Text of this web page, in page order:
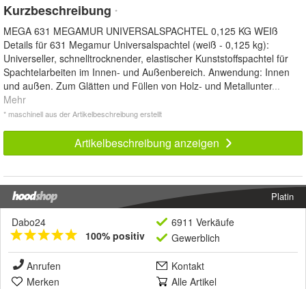
Kurzbeschreibung *
MEGA 631 MEGAMUR UNIVERSALSPACHTEL 0,125 KG WEIß
Details für 631 Megamur Universalspachtel (weiß - 0,125 kg):
Universeller, schnelltrocknender, elastischer Kunststoffspachtel für
Spachtelarbeiten im Innen- und Außenbereich. Anwendung: Innen
und außen. Zum Glätten und Füllen von Holz- und Metallunter...
Mehr
* maschinell aus der Artikelbeschreibung erstellt
Artikelbeschreibung anzeigen
Platin
Dabo24
100% positiv
6911 Verkäufe
Gewerblich
Anrufen
Kontakt
Merken
Alle Artikel